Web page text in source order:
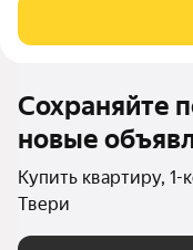
состоящий из
образуют три
Сохраняйте
новые
Купить квартиру,
Твери